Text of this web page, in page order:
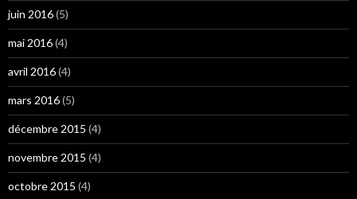
juin 2016(5)
mai 2016(4)
avril 2016(4)
mars 2016(5)
décembre 2015 (4)
novembre 2015 (4)
octobre 2015 (4)